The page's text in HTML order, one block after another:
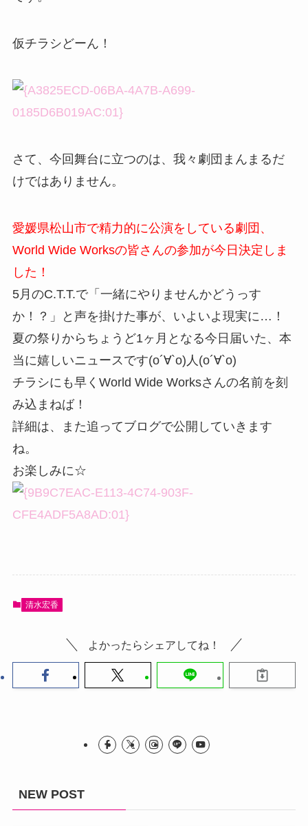
仮チラシどーん！
さて、今回舞台に立つのは、我々劇団まんまるだ
けではありません。
愛媛県松山市で精力的に公演をしている劇団、
World Wide Worksの皆さんの参加が今日決定しま
した！
5月のC.T.T.で「一緒にやりませんかどうっす
か！？」と声を掛けた事が、いよいよ現実に…！
夏の祭りからちょうど1ヶ月となる今日届いた、本
当に嬉しいニュースです(o´∀`o)人(o´∀`o)
チラシにも早くWorld Wide Worksさんの名前を刻
み込まねば！
詳細は、また追ってブログで公開していきます
ね。
お楽しみに☆
清水宏香
よかったらシェアしてね！
NEW POST